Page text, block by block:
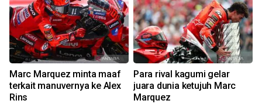
Marc Marquez minta maaf
terkait manuvernya ke Alex
Rins
Para rival kagumi gelar
juara dunia ketujuh Marc
Marquez